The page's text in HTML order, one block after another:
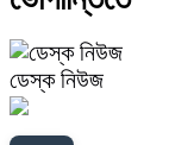
ডেস্ক নিউজ